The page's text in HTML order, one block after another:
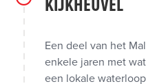
KIJKHEUVEL
Een deel van het
enkele jaren met
een lokale